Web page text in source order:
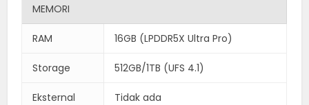
MEMORI
RAM 16GB (LPDDR5X Ultra Pro)
Storage 512GB/1TB (UFS 4.1)
Eksternal Tidak ada